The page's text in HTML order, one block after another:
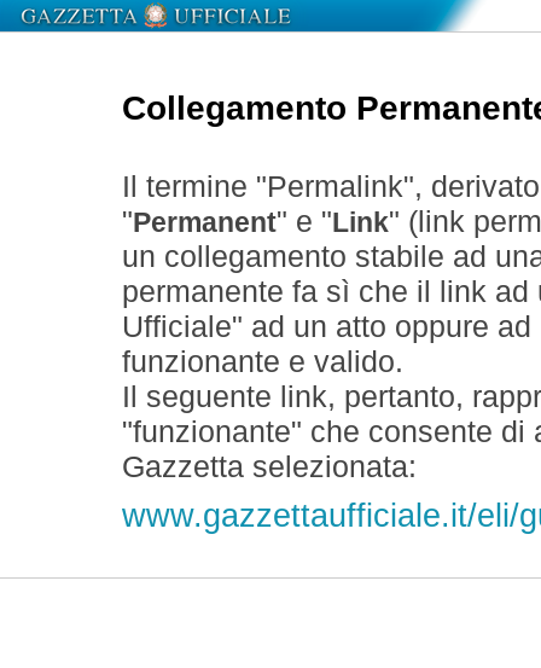
Collegamento
Il termine "Permalink",
" Permanent" e " Link" (link
un collegamento stabile ad
permanente fa sì che il link
Ufficiale" ad un atto oppure
funzionante e valido.
Il seguente link, pertanto,
"funzionante" che consente
Gazzetta selezionata:
www.gazzettaufficiale.it/eli/